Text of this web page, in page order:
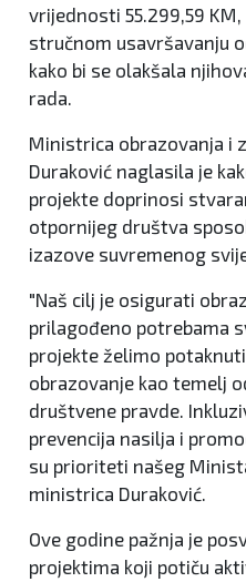
vrijednosti 55.299,59
stručnom usavršavanju
kako bi se olakšala
rada.
Ministrica obrazovanja i
Duraković naglasila je
projekte doprinosi
otpornijeg društva
izazove suvremenog
"Naš cilj je osigurati
prilagođeno potrebama
projekte želimo
obrazovanje kao temelj
društvene pravde.
prevencija nasilja i
su prioriteti našeg
ministrica Duraković.
Ove godine pažnja je
projektima koji potiču